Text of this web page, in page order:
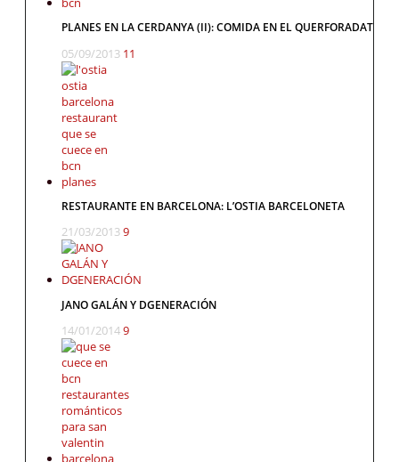
PLANES EN LA CERDANYA (II): COMIDA EN EL QUERFORADAT
05/09/2013 11
RESTAURANTE EN BARCELONA: L’OSTIA BARCELONETA
21/03/20139
JANO GALÁN Y DGENERACIÓN
14/01/20149